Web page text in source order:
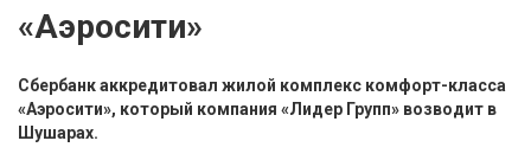
«Аэросити»
Сбербанк аккредитовал жилой комплекс комфорт-класса
«Аэросити», который компания «Лидер Групп» возводит в
Шушарах.